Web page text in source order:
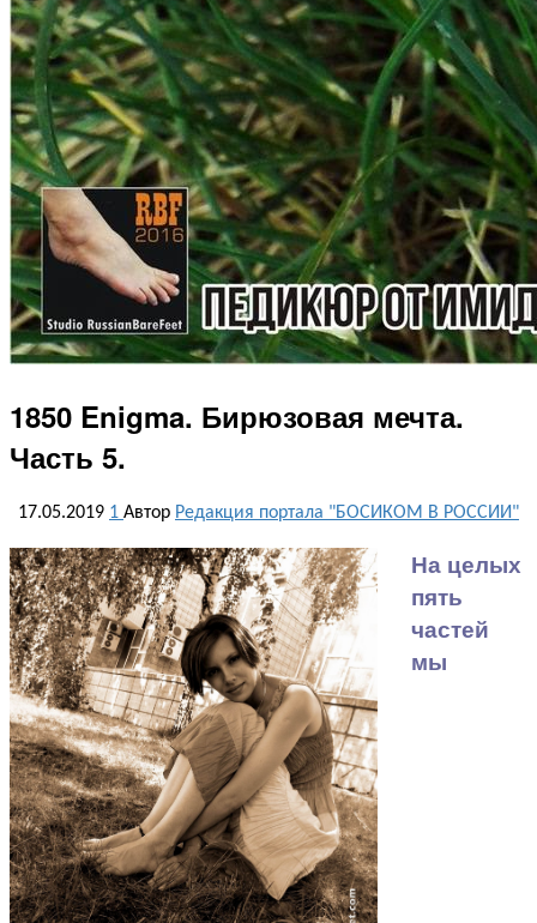
1850 Enigma. Бирюзовая мечта.
Часть 5.
17.05.2019 1 Автор Редакция портала "БОСИКОМ В РОССИИ"
На целых
пять
частей
мы